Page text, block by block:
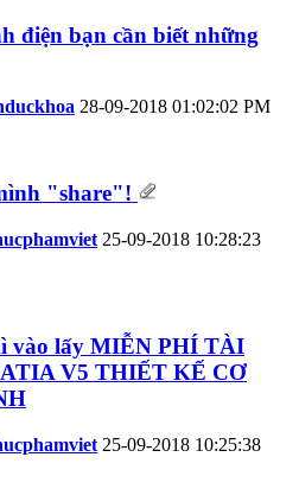
điện bạn cần biết những
28-09-2018 01:02:02 PM
"share"!
25-09-2018 10:28:23
vào lấy MIỄN PHÍ TÀI
V5 THIẾT KẾ CƠ
25-09-2018 10:25:38